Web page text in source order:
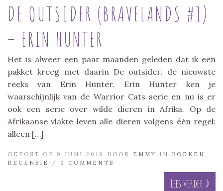
DE OUTSIDER (BRAVELANDS #1)
– ERIN HUNTER
Het is alweer een paar maanden geleden dat ik een
pakket kreeg met daarin De outsider, de nieuwste
reeks van Erin Hunter. Erin Hunter ken je
waarschijnlijk van de Warrior Cats serie en nu is er
ook een serie over wilde dieren in Afrika. Op de
Afrikaanse vlakte leven alle dieren volgens één regel:
alleen […]
GEPOST OP 9 JUNI 2019 DOOR EMMY IN BOEKEN
RECENSIE
/ 0 COMMENTS
Lees verder »